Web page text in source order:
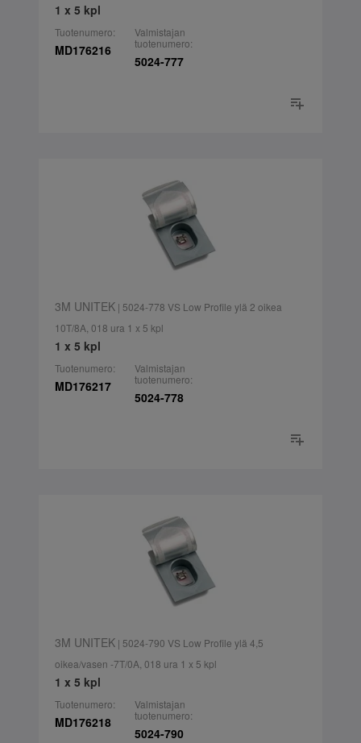
1 x 5 kpl
Tuotenumero:
MD176216
Valmistajan
tuotenumero:
5024-777
3M UNITEK| 5024-778 VS Low Profile ylä 2 oikea
10T/8A, 018 ura 1 x 5 kpl
1 x 5 kpl
Tuotenumero:
MD176217
Valmistajan
tuotenumero:
5024-778
3M UNITEK| 5024-790 VS Low Profile ylä 4,5
oikea/vasen -7T/0A, 018 ura 1 x 5 kpl
1 x 5 kpl
Tuotenumero:
MD176218
Valmistajan
tuotenumero:
5024-790